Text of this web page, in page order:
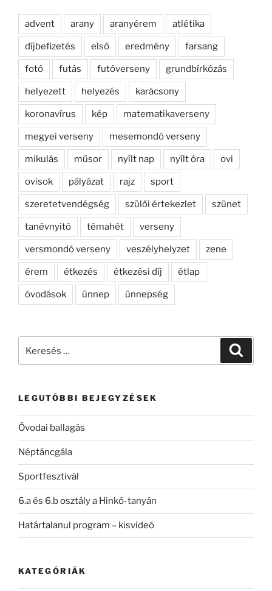
advent arany aranyérem atlétika
díjbefizetés első eredmény farsang
fotó futás futóverseny grundbírkózás
helyezett helyezés karácsony
koronavírus kép matematikaverseny
megyei verseny mesemondó verseny
mikulás műsor nyílt nap nyílt óra ovi
ovisok pályázat rajz sport
szeretetvendégség szülői értekezlet szünet
tanévnyitó témahét verseny
versmondó verseny veszélyhelyzet zene
érem étkezés étkezési díj étlap
óvodások ünnep ünnepség
LEGUTÓBBI BEJEGYZÉSEK
Óvodai ballagás
Néptáncgála
Sportfesztivál
6.a és 6.b osztály a Hinkó-tanyán
Határtalanul program – kisvideó
KATEGÓRIÁK